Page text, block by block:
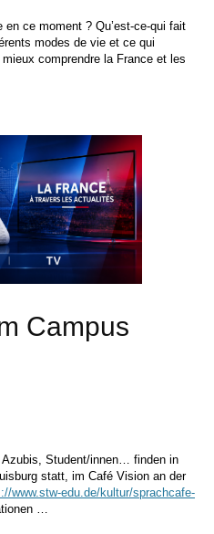
en ce moment ? Qu’est-ce-qui fait
modes de vie et ce qui
comprendre la France et les
Campus
Azubis, Student/innen… finden in
statt, im Café Vision an der
www.stw-edu.de/kultur/sprachcafe-
…